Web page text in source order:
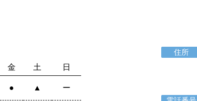
金 土 日
● ▲ ー
住所